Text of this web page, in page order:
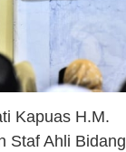
Kapuas H.M.
Staf Ahli Bidang